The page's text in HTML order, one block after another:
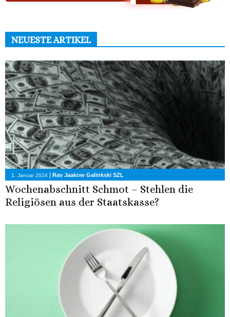
NEUESTE ARTIKEL
1. Januar 2024 Rav Jaakow Galinkski SZL
Wochenabschnitt Schmot – Stehlen die
Religiösen aus der Staatskasse?